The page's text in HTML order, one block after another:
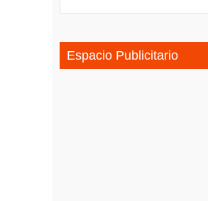
Espacio Publicitario